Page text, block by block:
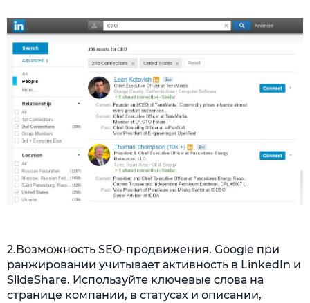
2.Возможность SEO-продвижения. Google при
ранжировании учитывает активность в LinkedIn и
SlideShare. Используйте ключевые слова на
странице компании, в статусах и описании,